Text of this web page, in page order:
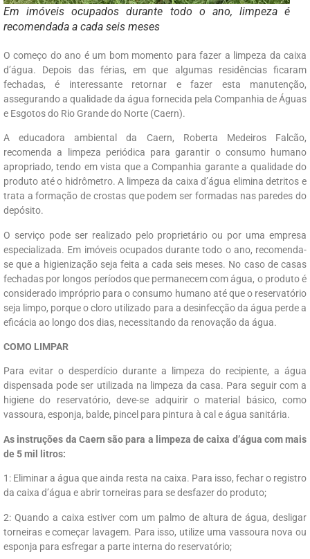
Em imóveis ocupados durante todo o ano, limpeza é
recomendada a cada seis meses
O começo do ano é um bom momento para fazer a limpeza da caixa
d’água. Depois das férias, em que algumas residências ficaram
fechadas, é interessante retornar e fazer esta manutenção,
assegurando a qualidade da água fornecida pela Companhia de Águas
e Esgotos do Rio Grande do Norte (Caern).
A educadora ambiental da Caern, Roberta Medeiros Falcão,
recomenda a limpeza periódica para garantir o consumo humano
apropriado, tendo em vista que a Companhia garante a qualidade do
produto até o hidrômetro. A limpeza da caixa d’água elimina detritos e
trata a formação de crostas que podem ser formadas nas paredes do
depósito.
O serviço pode ser realizado pelo proprietário ou por uma empresa
especializada. Em imóveis ocupados durante todo o ano, recomenda-
se que a higienização seja feita a cada seis meses. No caso de casas
fechadas por longos períodos que permanecem com água, o produto é
considerado impróprio para o consumo humano até que o reservatório
seja limpo, porque o cloro utilizado para a desinfecção da água perde a
eficácia ao longo dos dias, necessitando da renovação da água.
COMO LIMPAR
Para evitar o desperdício durante a limpeza do recipiente, a água
dispensada pode ser utilizada na limpeza da casa. Para seguir com a
higiene do reservatório, deve-se adquirir o material básico, como
vassoura, esponja, balde, pincel para pintura à cal e água sanitária.
As instruções da Caern são para a limpeza de caixa d’água com mais
de 5 mil litros:
1: Eliminar a água que ainda resta na caixa. Para isso, fechar o registro
da caixa d’água e abrir torneiras para se desfazer do produto;
2: Quando a caixa estiver com um palmo de altura de água, desligar
torneiras e começar lavagem. Para isso, utilize uma vassoura nova ou
esponja para esfregar a parte interna do reservatório;